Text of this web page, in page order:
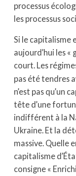
processus
les processus
Si le capitalisme
aujourd’hui les «
court. Les
pas été tendres
n’est pas qu’un
tête d’une
indifférent à la
Ukraine. Et la
massive. Quelle
capitalisme
consigne «